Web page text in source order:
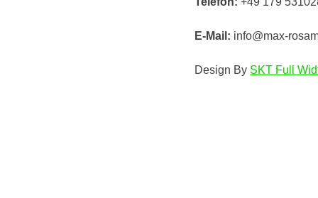
E-Mail: info@max-
Design By SKT Full